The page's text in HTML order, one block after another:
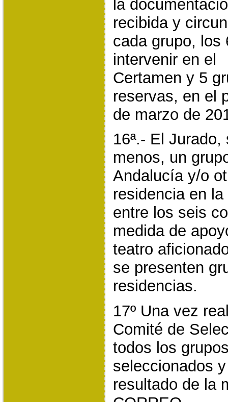
la
recibida y
cada grupo, los
intervenir en el
Certamen y 5
reservas, en el
de marzo de
16ª.- El
menos, un
Andalucía y/o
residencia en
entre los seis
medida de
teatro
se presenten
residencias.
17º Una vez
Comité de
todos los
seleccionados
resultado de la